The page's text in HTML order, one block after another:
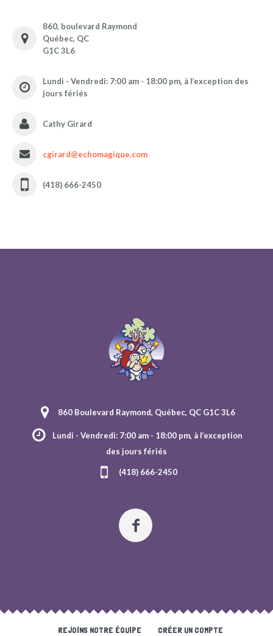
860, boulevard Raymond
Québec, QC
G1C 3L6
Lundi - Vendredi: 7:00 am - 18:00 pm, à l’exception des
jours fériés
Cathy Girard
cgirard@echomagique.com
(418) 666-2450
860 Boulevard Raymond, Québec, QC G1C 3L6
Lundi - Vendredi: 7:00 am - 18:00 pm, à l’exception
des jours fériés
(418) 666-2450
REJOINS NOTRE ÉQUIPE CRÉER UN COMPTE